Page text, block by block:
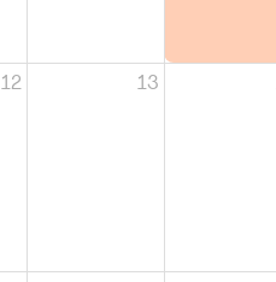
12 13